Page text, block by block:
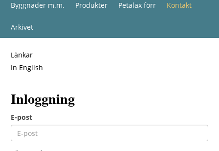
Byggnader m.m. Produkter Petalax förr Kontakt
Arkivet
Länkar
In English
Inloggning
E-post